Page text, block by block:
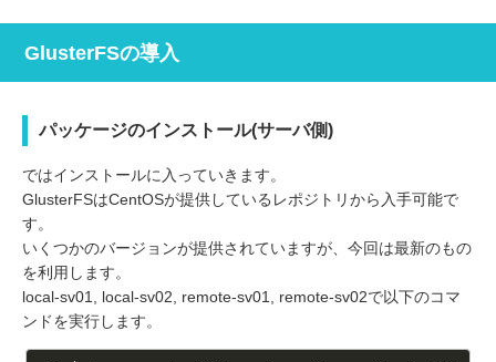
GlusterFSの導入
パッケージのインストール(サーバ側)
ではインストールに入っていきます。
GlusterFSはCentOSが提供しているレポジトリから入手可能で
す。
いくつかのバージョンが提供されていますが、今回は最新のもの
を利用します。
local-sv01, local-sv02, remote-sv01, remote-sv02で以下のコマ
ンドを実行します。